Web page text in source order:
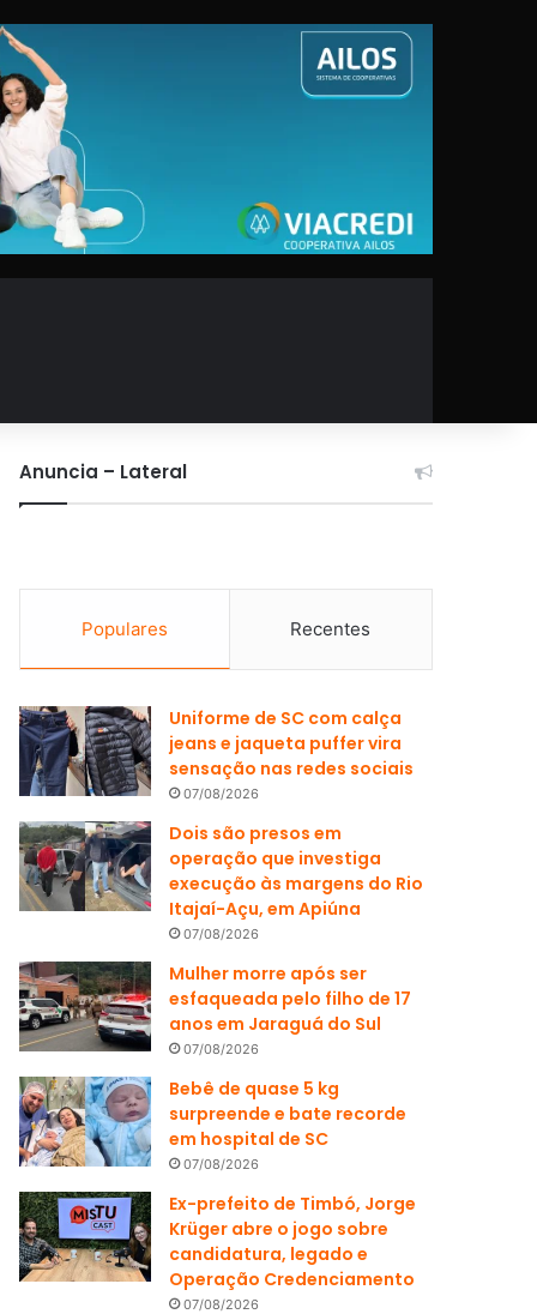
Anuncia – Lateral
Populares Recentes
Uniforme de SC com calça
jeans e jaqueta puffer vira
sensação nas redes sociais
07/08/2026
Dois são presos em
operação que investiga
execução às margens do Rio
Itajaí-Açu, em Apiúna
07/08/2026
Mulher morre após ser
esfaqueada pelo filho de 17
anos em Jaraguá do Sul
07/08/2026
Bebê de quase 5 kg
surpreende e bate recorde
em hospital de SC
07/08/2026
Ex-prefeito de Timbó, Jorge
Krüger abre o jogo sobre
candidatura, legado e
Operação Credenciamento
07/08/2026